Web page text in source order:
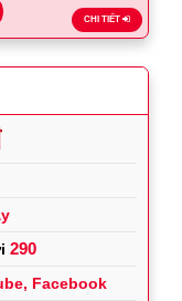
CHI TIẾT
290
Facebook